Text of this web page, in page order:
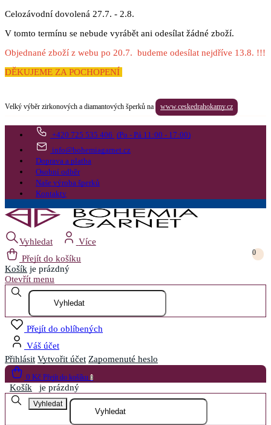
Celozávodní dovolená 27.7. - 2.8.
V tomto termínu se nebude vyrábět ani odesílat žádné zboží.
Objednané zboží z webu po 20.7. budeme odesílat nejdříve 13.8. !!!
DĚKUJEME ZA POCHOPENÍ
Velký výběr zirkonových a diamantových šperků na www.ceskedrahokamy.cz
+420 725 535 406 (Po - Pá 11:00 - 17:00)
info@bohemiagarnet.cz
Doprava a platba
Osobní odběr
Naše výroba šperků
Kontakty
Vyhledat
Více
Přejít do košíku
0
Košík je prázdný
Otevřít menu
Přejít do oblíbených
Váš účet
Přihlásit Vytvořit účet Zapomenuté heslo
0 Kč Přejít do košíku 0
Košík je prázdný
Vyhledat